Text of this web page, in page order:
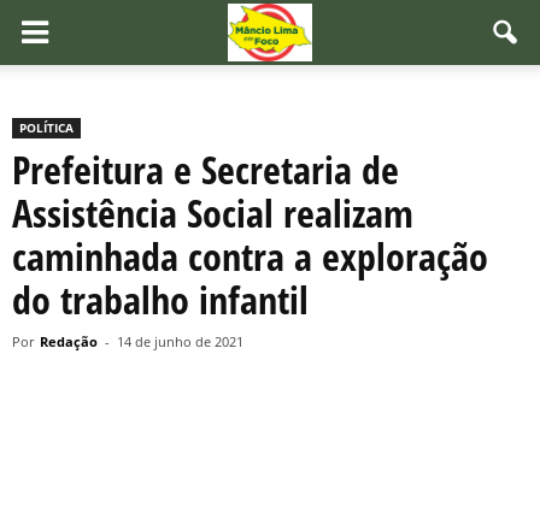
POLÍTICA
Prefeitura e Secretaria de
Assistência Social realizam
caminhada contra a exploração
do trabalho infantil
Por Redação - 14 de junho de 2021